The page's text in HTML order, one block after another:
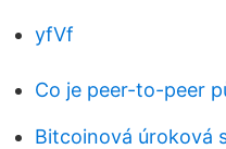
yfVf
Co je peer-to-peer
Bitcoinová úroková